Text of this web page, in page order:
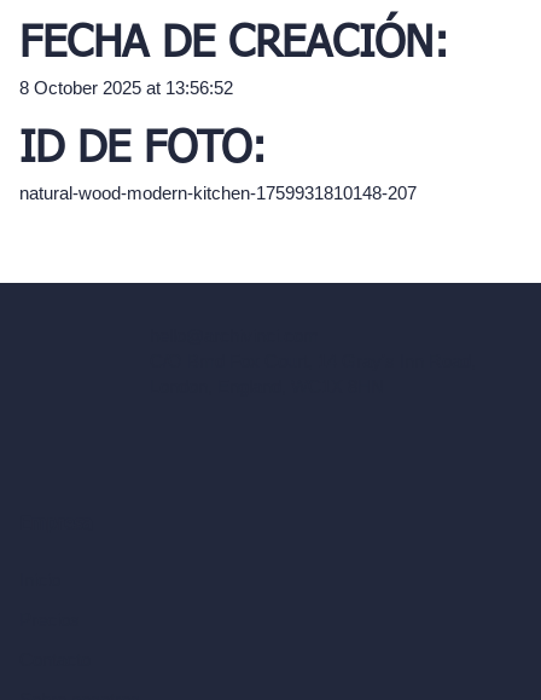
FECHA DE CREACIÓN:
8 October 2025 at 13:56:52
ID DE FOTO:
natural-wood-modern-kitchen-1759931810148-207